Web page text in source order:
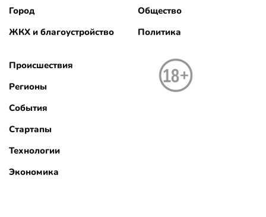
Город
ЖКХ и благоустройство
Общество
Политика
Происшествия
Регионы
События
Стартапы
Технологии
Экономика